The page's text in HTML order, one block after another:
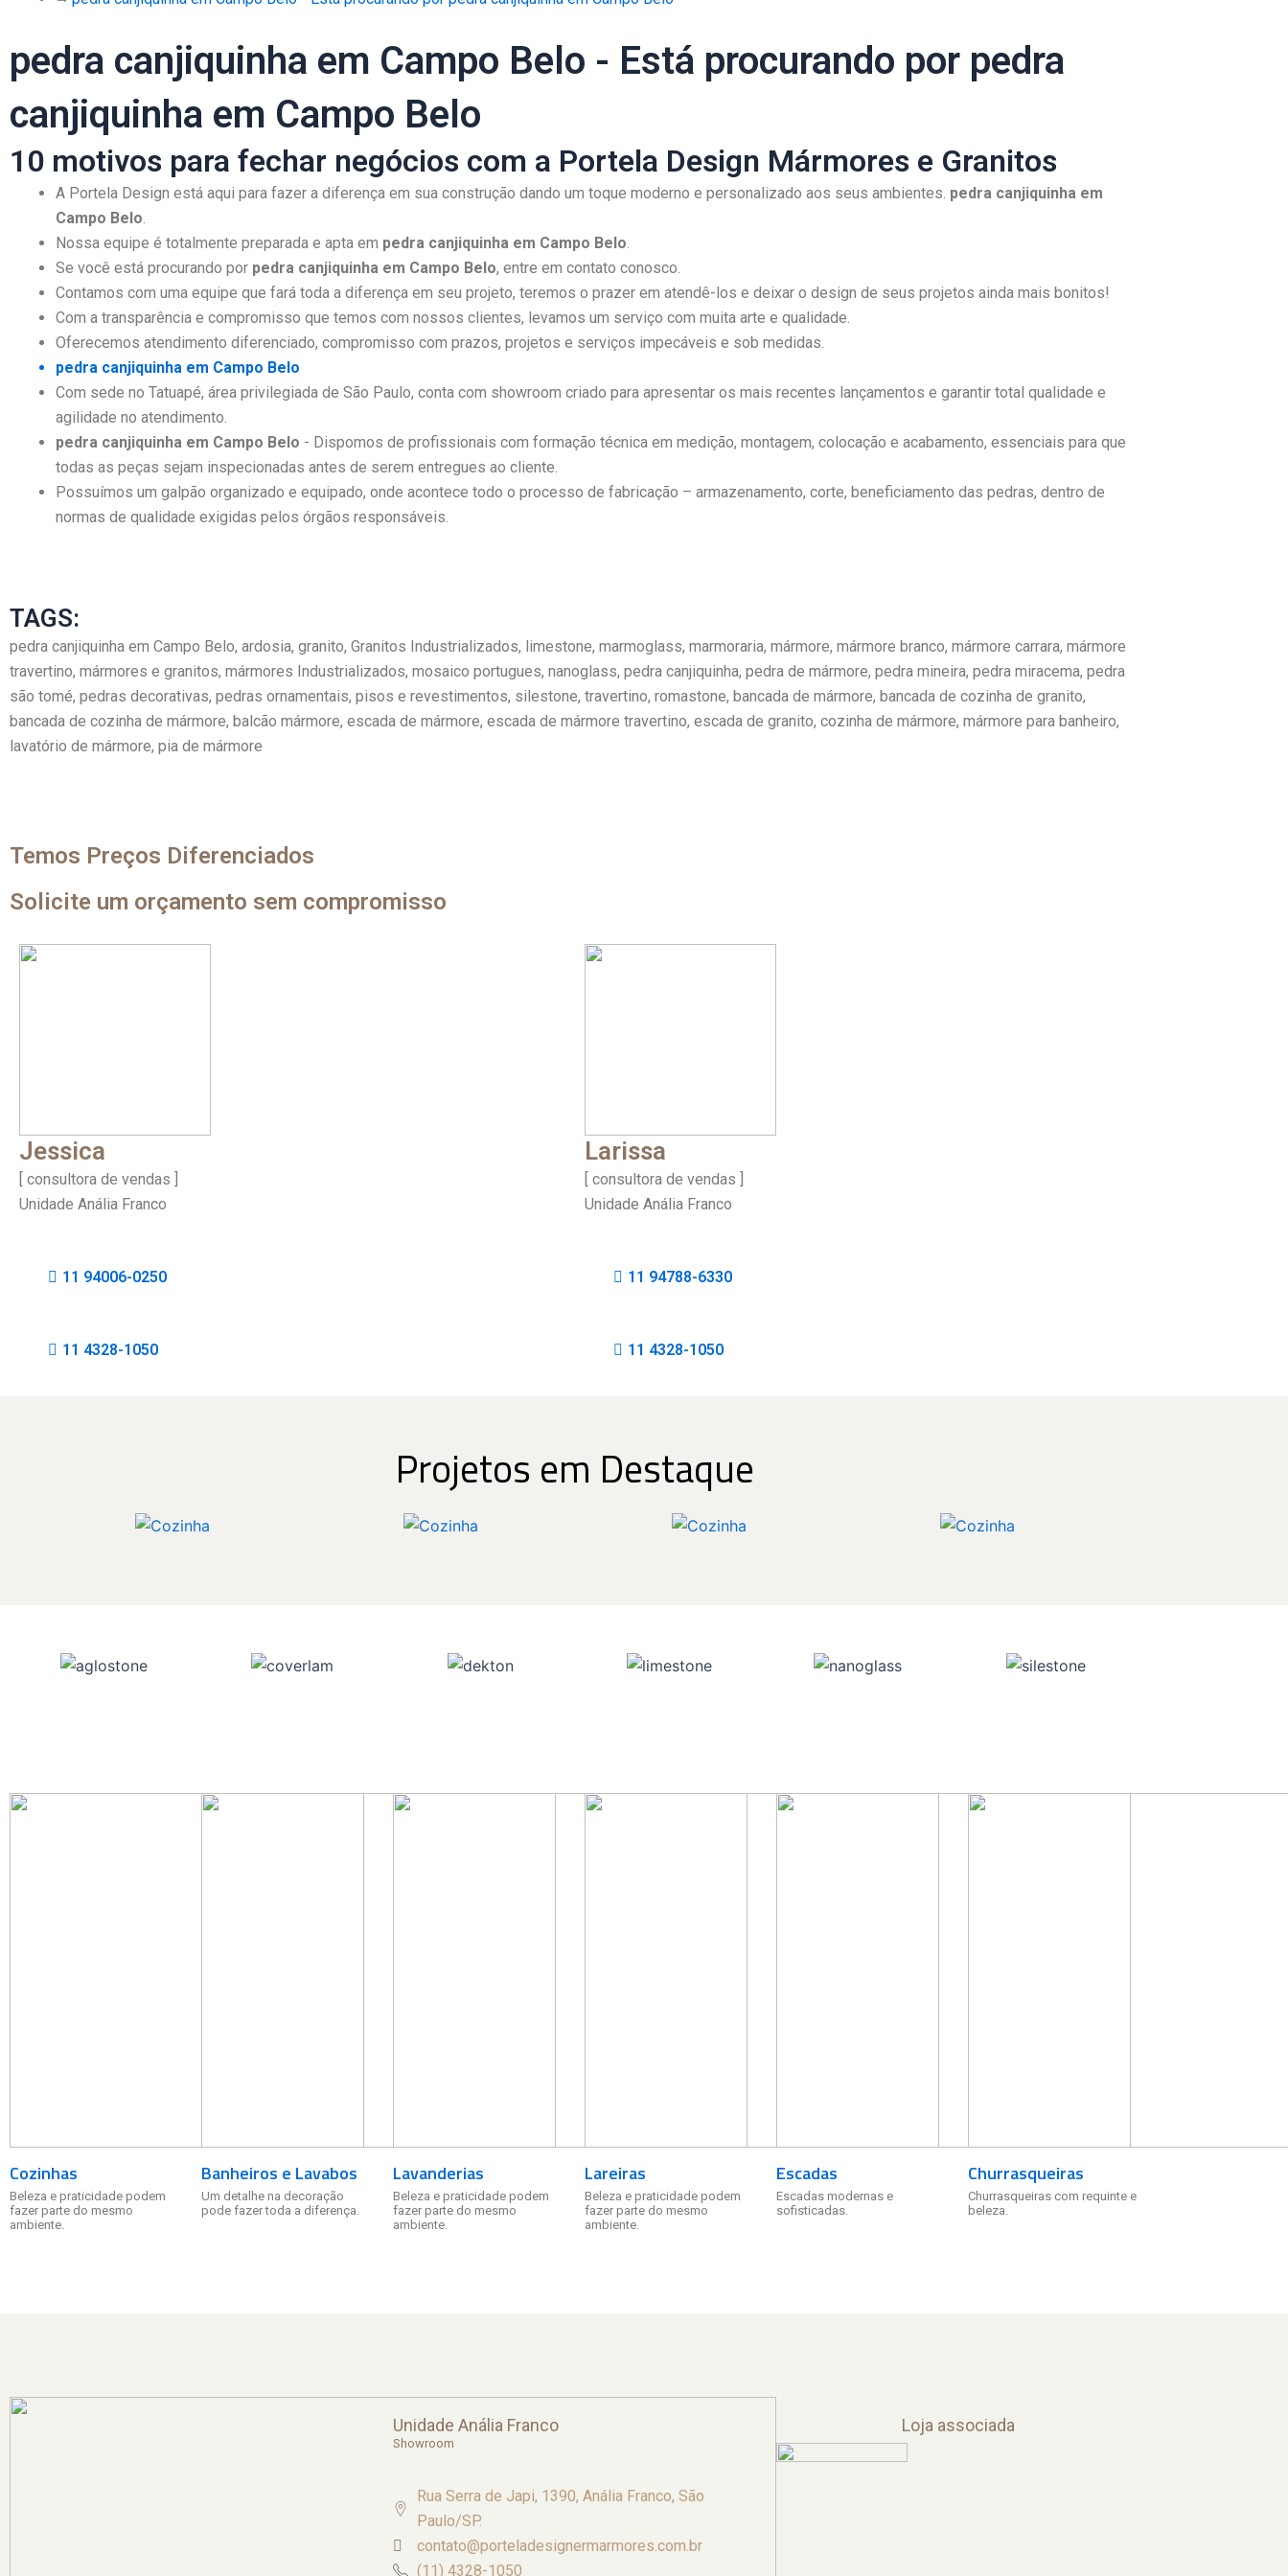
pedra canjiquinha em Campo Belo - Está procurando por pedra
canjiquinha em Campo Belo
10 motivos para fechar negócios com a Portela Design Mármores e Granitos
A Portela Design está aqui para fazer a diferença em sua construção dando um toque moderno e personalizado aos seus ambientes. pedra canjiquinha em
Campo Belo.
Nossa equipe é totalmente preparada e apta em pedra canjiquinha em Campo Belo.
Se você está procurando por pedra canjiquinha em Campo Belo, entre em contato conosco.
Contamos com uma equipe que fará toda a diferença em seu projeto, teremos o prazer em atendê-los e deixar o design de seus projetos ainda mais bonitos!
Com a transparência e compromisso que temos com nossos clientes, levamos um serviço com muita arte e qualidade.
Oferecemos atendimento diferenciado, compromisso com prazos, projetos e serviços impecáveis e sob medidas.
pedra canjiquinha em Campo Belo
Com sede no Tatuapé, área privilegiada de São Paulo, conta com showroom criado para apresentar os mais recentes lançamentos e garantir total qualidade e
agilidade no atendimento.
pedra canjiquinha em Campo Belo - Dispomos de profissionais com formação técnica em medição, montagem, colocação e acabamento, essenciais para que
todas as peças sejam inspecionadas antes de serem entregues ao cliente.
Possuímos um galpão organizado e equipado, onde acontece todo o processo de fabricação – armazenamento, corte, beneficiamento das pedras, dentro de
normas de qualidade exigidas pelos órgãos responsáveis.
TAGS:
pedra canjiquinha em Campo Belo, ardosia, granito, Granitos Industrializados, limestone, marmoglass, marmoraria, mármore, mármore branco, mármore carrara, mármore
travertino, mármores e granitos, mármores Industrializados, mosaico portugues, nanoglass, pedra canjiquinha, pedra de mármore, pedra mineira, pedra miracema, pedra
são tomé, pedras decorativas, pedras ornamentais, pisos e revestimentos, silestone, travertino, romastone, bancada de mármore, bancada de cozinha de granito,
bancada de cozinha de mármore, balcão mármore, escada de mármore, escada de mármore travertino, escada de granito, cozinha de mármore, mármore para banheiro,
lavatório de mármore, pia de mármore
Temos Preços Diferenciados
Solicite um orçamento sem compromisso
Jessica
[ consultora de vendas ]
Unidade Anália Franco
11 94006-0250
11 4328-1050
Larissa
[ consultora de vendas ]
Unidade Anália Franco
11 94788-6330
11 4328-1050
Projetos em Destaque
Cozinhas
Beleza e praticidade podem
fazer parte do mesmo
ambiente.
Banheiros e Lavabos
Um detalhe na decoração
pode fazer toda a diferença.
Lavanderias
Beleza e praticidade podem
fazer parte do mesmo
ambiente.
Lareiras
Beleza e praticidade podem
fazer parte do mesmo
ambiente.
Escadas
Escadas modernas e
sofisticadas.
Churrasqueiras
Churrasqueiras com requinte e
beleza.
Unidade Anália Franco
Showroom
Rua Serra de Japi, 1390, Anália Franco, São
Paulo/SP.
contato@porteladesignermarmores.com.br
(11) 4328-1050
Loja associada